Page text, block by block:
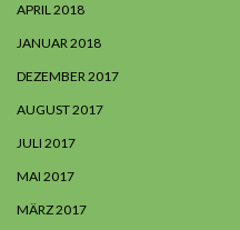
APRIL 2018
JANUAR 2018
DEZEMBER 2017
AUGUST 2017
JULI 2017
MAI 2017
MÄRZ 2017